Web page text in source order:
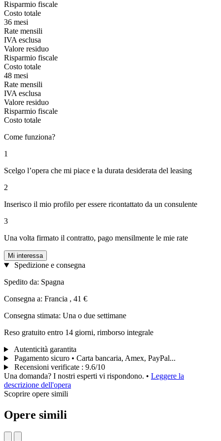
Risparmio fiscale
Costo totale
36 mesi
Rate mensili
IVA esclusa
Valore residuo
Risparmio fiscale
Costo totale
48 mesi
Rate mensili
IVA esclusa
Valore residuo
Risparmio fiscale
Costo totale
Come funziona?
1
Scelgo l’opera che mi piace e la durata desiderata del leasing
2
Inserisco il mio profilo per essere ricontattato da un consulente
3
Una volta firmato il contratto, pago mensilmente le mie rate
Mi interessa
Spedizione e consegna
Spedito da: Spagna
Consegna a: Francia , 41 €
Consegna stimata: Una o due settimane
Reso gratuito entro 14 giorni, rimborso integrale
Autenticità garantita
Pagamento sicuro • Carta bancaria, Amex, PayPal...
Recensioni verificate : 9.6/10
Una domanda? I nostri esperti vi rispondono. • Leggere la
descrizione dell'opera
Scoprire opere simili
Opere simili